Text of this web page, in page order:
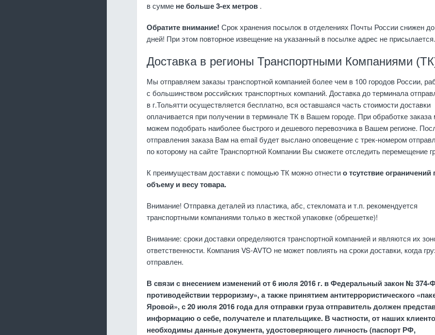
в сумме не больше 3-ех метров .
Обратите внимание! Срок хранения посылок в отделениях Почты России снижен
дней! При этом повторное извещение на указанный в посылке адрес не присылается.
Доставка в регионы Транспортными Компаниями
Мы отправляем заказы транспортной компанией более чем в 100 городов России,
с большинством российских транспортных компаний. Доставка до терминала
в г.Тольятти осуществляется бесплатно, вся оставшаяся часть стоимости доставки
оплачивается при получении в терминале ТК в Вашем городе. При обработке
можем подобрать наиболее быстрого и дешевого перевозчика в Вашем регионе.
отправления заказа Вам на email будет выслано оповещение с трек-номером
по которому на сайте Транспортной Компании Вы сможете отследить перемещение
К преимуществам доставки с помощью ТК можно отнестиотсутствие ограничений
объему и весу товара.
Внимание! Отправка деталей из пластика, абс, стекломата и т.п. рекомендуется
транспортными компаниями только в жесткой упаковке (обрешетке)!
Внимание: сроки доставки определяются транспортной компанией и являются их
ответственности. Компания VS-AVTO не может повлиять на сроки доставки, когда
отправлен.
В связи с внесением изменений от 6 июля 2016 г. в Федеральный закон № 374-
противодействии терроризму», а также принятием антитеррористического
Яровой», с 20 июля 2016 года для отправки груза отправитель должен
информацию о себе, получателе и плательщике. В частности, от наших
необходимы данные документа, удостоверяющего личность (паспорт РФ,